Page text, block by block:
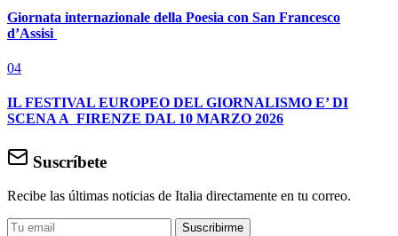
Giornata internazionale della Poesia con San Francesco
d’Assisi
04
IL FESTIVAL EUROPEO DEL GIORNALISMO E’ DI
SCENA A FIRENZE DAL 10 MARZO 2026
Suscríbete
Recibe las últimas noticias de Italia directamente en tu correo.
Suscribirme